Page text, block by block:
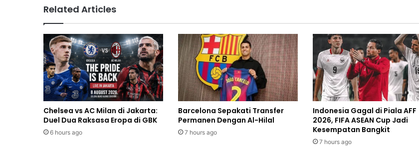
Related Articles
Chelsea vs AC Milan di Jakarta:
Duel Dua Raksasa Eropa di GBK
6 hours ago
Barcelona Sepakati Transfer
Permanen Dengan Al-Hilal
7 hours ago
Indonesia Gagal di Piala AFF
2026, FIFA ASEAN Cup Jadi
Kesempatan Bangkit
7 hours ago